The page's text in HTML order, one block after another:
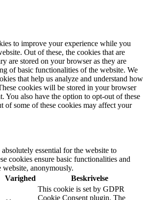
to improve your experience while you
Out of these, the cookies that are
are stored on your browser as they are
of basic functionalities of the website. We
that help us analyze and understand how
cookies will be stored in your browser
You also have the option to opt-out of these
of some of these cookies may affect your
essential for the website to
cookies ensure basic functionalities and
website, anonymously.
Varighed Beskrivelse
This cookie is set by GDPR
Cookie Consent plugin. The